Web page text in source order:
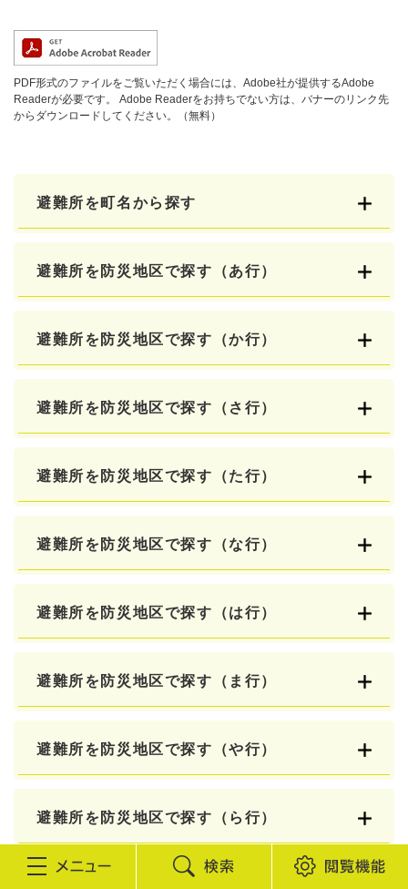
PDF形式のファイルをご覧いただく場合には、Adobe社が提供するAdobe
Readerが必要です。
Adobe Readerをお持ちでない方は、バナーのリンク先
からダウンロードしてください。（無料）
避難所を町名から探す
避難所を防災地区で探す（あ行）
避難所を防災地区で探す（か行）
避難所を防災地区で探す（さ行）
避難所を防災地区で探す（た行）
避難所を防災地区で探す（な行）
避難所を防災地区で探す（は行）
避難所を防災地区で探す（ま行）
避難所を防災地区で探す（や行）
避難所を防災地区で探す（ら行）